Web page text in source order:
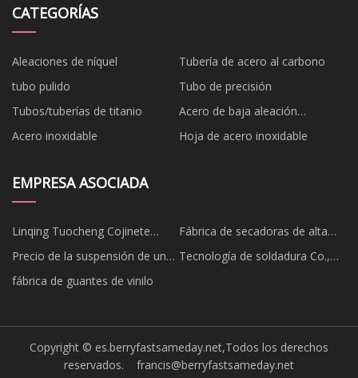
CATEGORÍAS
Aleaciones de níquel
Tubería de acero al carbono
tubo pulido
Tubo de precisión
Tubos/tuberías de titanio
Acero de baja aleación
cromolibdeno
Acero inoxidable Hoja de acero inoxidable
EMPRESA ASOCIADA
Linqing Tuocheng Cojinete
Fábrica de secadoras de alta
capacidad.
Precio de la suspensión de una
sola hélice hidráulica
Tecnología de soldadura Co.,
fábrica de guantes de vinilo
Copyright © es.berryfastsameday.net,Todos los derechos
reservados. francis@berryfastsameday.net